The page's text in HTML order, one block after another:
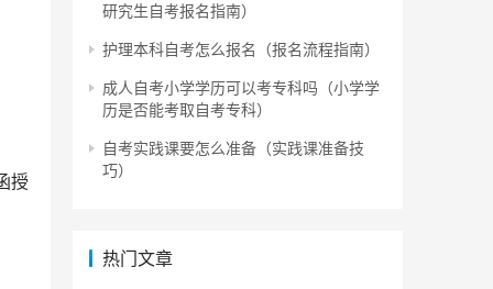
授
研究生自考报名指南）
护理本科自考怎么报名（报名流程指南）
成人自考小学学历可以考专科吗（小学学
历是否能考取自考专科）
自考实践课要怎么准备（实践课准备技
巧）
热门文章